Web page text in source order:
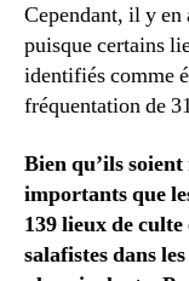
Cependant, il y en
puisque certains
identifiés comme
fréquentation de
Bien qu’ils
importants que
139 lieux de
salafistes dans